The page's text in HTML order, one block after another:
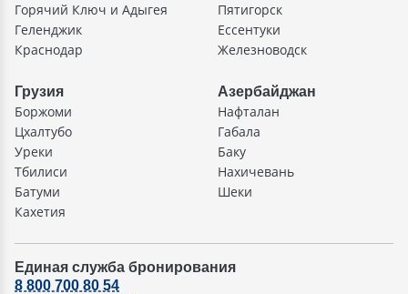
Горячий Ключ и Адыгея
Геленджик
Краснодар
Пятигорск
Ессентуки
Железноводск
Грузия
Боржоми
Цхалтубо
Уреки
Тбилиси
Батуми
Кахетия
Азербайджан
Нафталан
Габала
Баку
Нахичевань
Шеки
Единая служба бронирования
8 800 700 80 54